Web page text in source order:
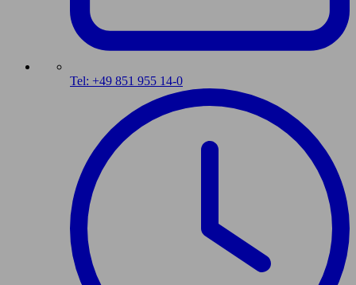
Tel: +49 851 955 14-0